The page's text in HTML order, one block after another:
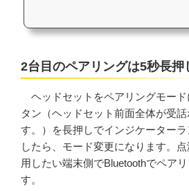
2台目のペアリングは5秒長押
ヘッドセットをペアリングモード
タン（ヘッドセット前面全体が受
す。）を長押しでインジケーター
したら、モード変更になります。
用したい端末側でBluetoothでペア
す。